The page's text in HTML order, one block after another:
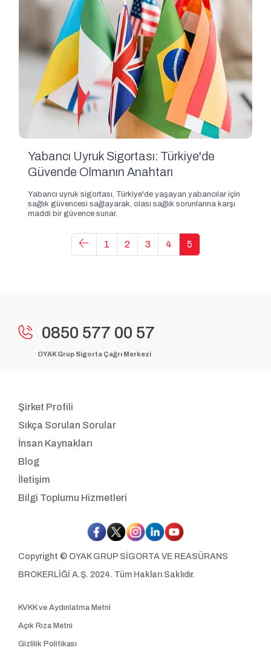
Yabancı Uyruk Sigortası: Türkiye'de
Güvende Olmanın Anahtarı
Yabancı uyruk sigortası, Türkiye'de yaşayan yabancılar için
sağlık güvencesi sağlayarak, olası sağlık sorunlarına karşı
maddi bir güvence sunar.
1 2 3 4 5
0850 577 00 57
OYAK Grup Sigorta Çağrı Merkezi
Şirket Profili
Sıkça Sorulan Sorular
İnsan Kaynakları
Blog
İletişim
Bilgi Toplumu Hizmetleri
Copyright © OYAK GRUP SİGORTA VE REASÜRANS
BROKERLİĞİ A.Ş. 2024. Tüm Hakları Saklıdır.
KVKK ve Aydınlatma Metni
Açık Rıza Metni
Gizlilik Politikası